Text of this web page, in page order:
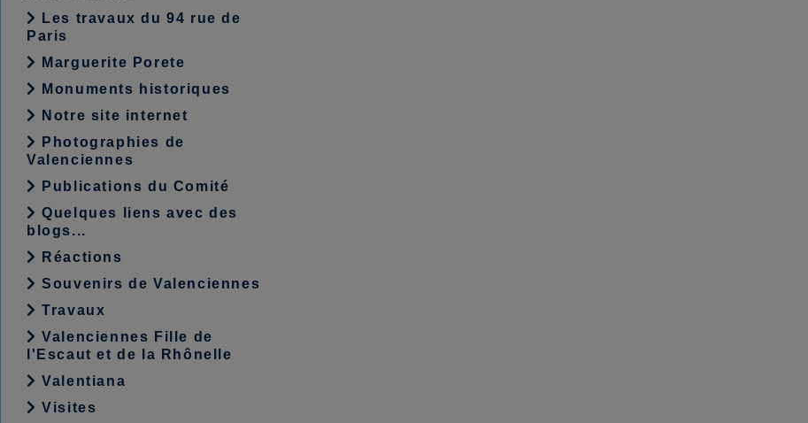
Les travaux du 94 rue de
Paris
Marguerite Porete
Monuments historiques
Notre site internet
Photographies de
Valenciennes
Publications du Comité
Quelques liens avec des
blogs...
Réactions
Souvenirs de Valenciennes
Travaux
Valenciennes Fille de
l'Escaut et de la Rhônelle
Valentiana
Visites